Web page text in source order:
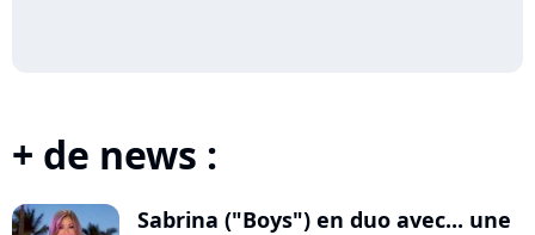
+ de news :
Sabrina ("Boys") en duo avec... une